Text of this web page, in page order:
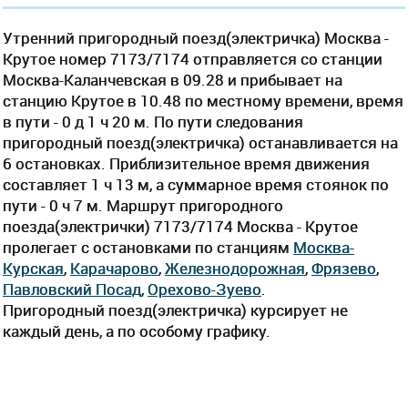
Утренний пригородный поезд(электричка) Москва -
Крутое номер 7173/7174 отправляется со станции
Москва-Каланчевская в 09.28 и прибывает на
станцию Крутое в 10.48 по местному времени, время
в пути - 0 д 1 ч 20 м. По пути следования
пригородный поезд(электричка) останавливается на
6 остановках. Приблизительное время движения
составляет 1 ч 13 м, а суммарное время стоянок по
пути - 0 ч 7 м. Маршрут пригородного
поезда(электрички) 7173/7174 Москва - Крутое
пролегает c остановками по станциям Москва-
Курская, Карачарово,Железнодорожная,Фрязево,
Павловский Посад,Орехово-Зуево
Пригородный поезд(электричка) курсирует не
каждый день, а по особому графику.